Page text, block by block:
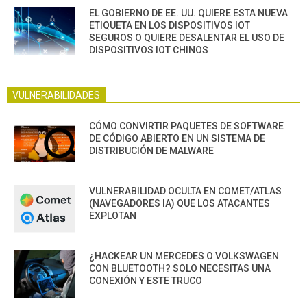
EL GOBIERNO DE EE. UU. QUIERE ESTA NUEVA
ETIQUETA EN LOS DISPOSITIVOS IOT
SEGUROS O QUIERE DESALENTAR EL USO DE
DISPOSITIVOS IOT CHINOS
VULNERABILIDADES
CÓMO CONVIRTIR PAQUETES DE SOFTWARE
DE CÓDIGO ABIERTO EN UN SISTEMA DE
DISTRIBUCIÓN DE MALWARE
VULNERABILIDAD OCULTA EN COMET/ATLAS
(NAVEGADORES IA) QUE LOS ATACANTES
EXPLOTAN
¿HACKEAR UN MERCEDES O VOLKSWAGEN
CON BLUETOOTH? SOLO NECESITAS UNA
CONEXIÓN Y ESTE TRUCO